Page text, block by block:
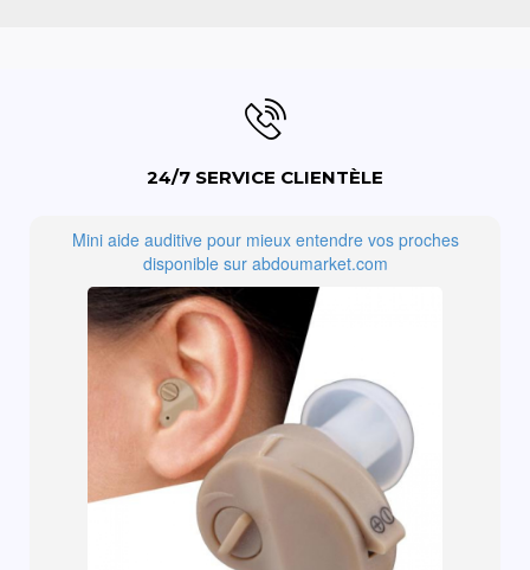
24/7 SERVICE CLIENTÈLE
Mini aide auditive pour mieux entendre vos proches
disponible sur abdoumarket.com